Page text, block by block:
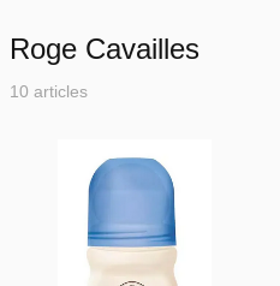
Roge Cavailles
10 articles